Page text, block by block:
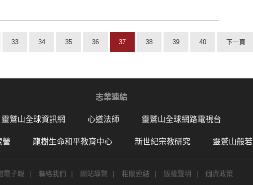
33 34 35 36 37 38 39 40 下一頁
志業連結
靈鷲山全球資訊網 心道法師 靈鷲山全球網路電視台
營 龍樹生命和平教育中心 新世紀宗教研究 靈鷲山般
電子報 | 聯絡我們 | 網站導覽 | 相關連結 | 版權聲明 | 個資政策